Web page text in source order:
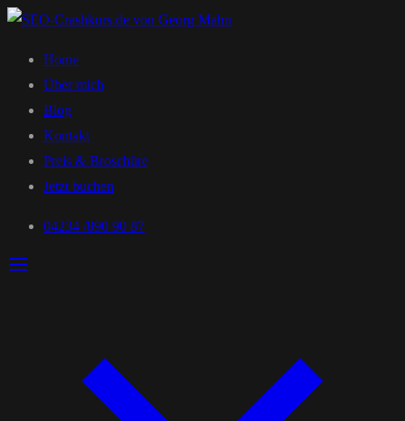
Home
Über mich
Blog
Kontakt
Preis & Broschüre
Jetzt buchen
04234 /890 90 87